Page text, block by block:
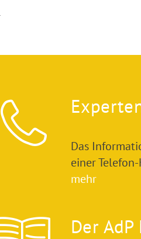
Das
einer
mehr
Der